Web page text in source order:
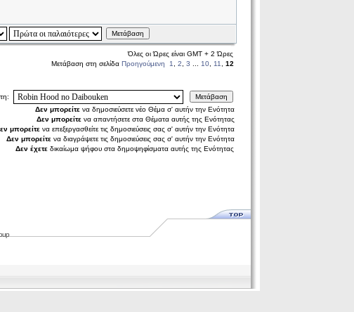
Μετάβαση
Όλες οι Ώρες είναι GMT + 2 Ώρες
Μετάβαση στη σελίδα Προηγούμενη 1 2 3 10, 11
12
Μετάβαση
Δεν μπορείτενα δημοσιεύσετε νέο Θέμα σ' αυτήν την Ενότητα
Δεν μπορείτενα απαντήσετε στα Θέματα αυτής της Ενότητας
μπορείτενα επεξεργασθείτε τις δημοσιεύσεις σας σ' αυτήν την Ενότητα
Δεν μπορείτενα διαγράψετε τις δημοσιεύσεις σας σ' αυτήν την Ενότητα
Δεν έχετεδικαίωμα ψήφου στα δημοψηφίσματα αυτής της Ενότητας